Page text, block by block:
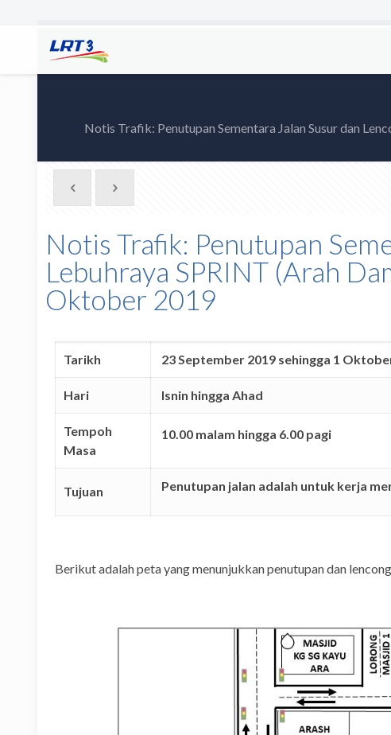
Notis Trafik: Penutupan Sementara Jalan Susur dan
Notis Trafik: Penutupan
Lebuhraya SPRINT (Arah
Oktober 2019
Tarikh 23 September 2019 sehingga 1
Hari Isnin hingga Ahad
Tempoh
Masa
10.00 malam hingga 6.00 pagi
Tujuan Penutupan jalan adalah untuk kerja
Berikut adalah peta yang menunjukkan penutupan dan